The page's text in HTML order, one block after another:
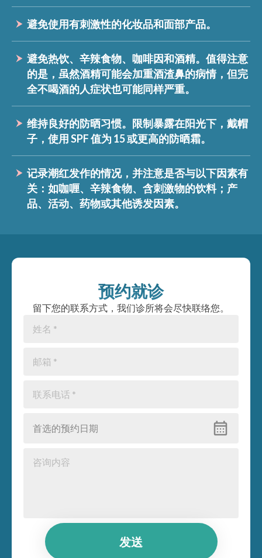
避免使用有刺激性的化妆品和面部产品。
避免热饮、辛辣食物、咖啡因和酒精。值得注意
的是，虽然酒精可能会加重酒渣鼻的病情，但完
全不喝酒的人症状也可能同样严重。
维持良好的防晒习惯。限制暴露在阳光下，戴帽
子，使用 SPF 值为 15 或更高的防晒霜。
记录潮红发作的情况，并注意是否与以下因素有
关：如咖喱、辛辣食物、含刺激物的饮料；产
品、活动、药物或其他诱发因素。
预约就诊
留下您的联系方式，我们诊所将会尽快联络您。
发送